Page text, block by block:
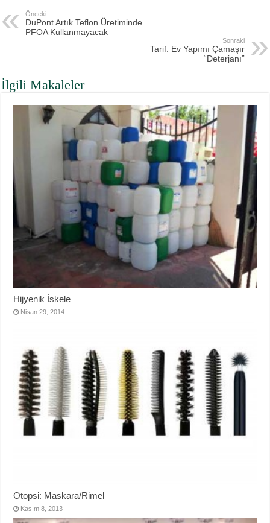
Önceki
DuPont Artık Teflon Üretiminde
PFOA Kullanmayacak
Sonraki
Tarif: Ev Yapımı Çamaşır
“Deterjanı”
İlgili Makaleler
Hijyenik İskele
Nisan 29, 2014
Otopsi: Maskara/Rimel
Kasım 8, 2013